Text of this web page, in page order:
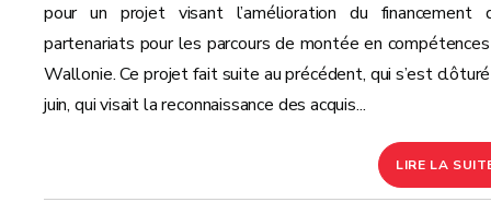
pour un projet visant l’amélioration du financement
partenariats pour les parcours de montée en
Wallonie. Ce projet fait suite au précédent, qui s’est
juin, qui visait la reconnaissance des acquis...
LIRE LA